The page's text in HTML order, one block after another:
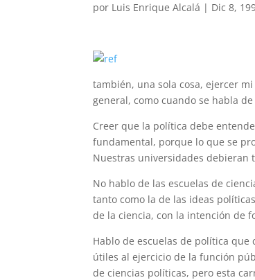
por Luis Enrique Alcalá | Dic 8,
también, una sola cosa, ejercer
general, como cuando se habla
Creer que la política debe
fundamental, porque lo que se
Nuestras universidades debieran
No hablo de las escuelas de
tanto como la de las ideas
de la ciencia, con la intención de
Hablo de escuelas de política que
útiles al ejercicio de la función
de ciencias políticas, pero esta